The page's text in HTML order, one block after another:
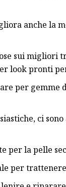
anche la
sui
look pronti
per gemme
ci
per la pelle
per